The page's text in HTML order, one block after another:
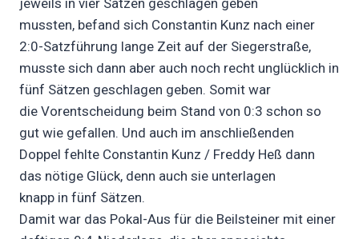
jeweils in vier Sätzen geschlagen geben
mussten, befand sich Constantin Kunz nach einer
2:0-Satzführung lange Zeit auf der Siegerstraße,
musste sich dann aber auch noch recht unglücklich in
fünf Sätzen geschlagen geben. Somit war
die Vorentscheidung beim Stand von 0:3 schon so
gut wie gefallen. Und auch im anschließenden
Doppel fehlte Constantin Kunz / Freddy Heß dann
das nötige Glück, denn auch sie unterlagen
knapp in fünf Sätzen.
Damit war das Pokal-Aus für die Beilsteiner mit einer